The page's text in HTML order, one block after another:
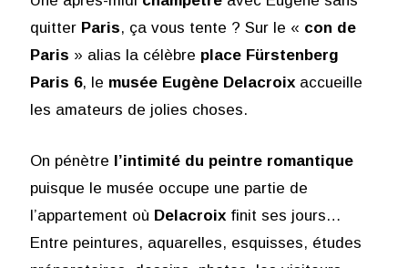
quitter Paris, ça vous tente ? Sur le « con de
Paris » alias la célèbre place Fürstenberg
Paris 6, le musée Eugène Delacroix accueille
les amateurs de jolies choses.
On pénètre l’intimité du peintre romantique
puisque le musée occupe une partie de
l’appartement où Delacroixfinit ses jours…
Entre peintures, aquarelles, esquisses, études